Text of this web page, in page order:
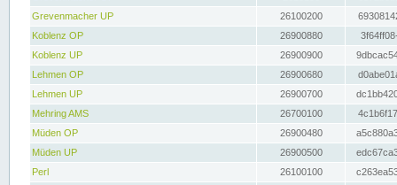
Grevenmacher UP
26100200
Koblenz OP
26900880
Koblenz UP
26900900
Lehmen OP
26900680
Lehmen UP
26900700
Mehring AMS
26700100
Müden OP
26900480
Müden UP
26900500
Perl
26100100